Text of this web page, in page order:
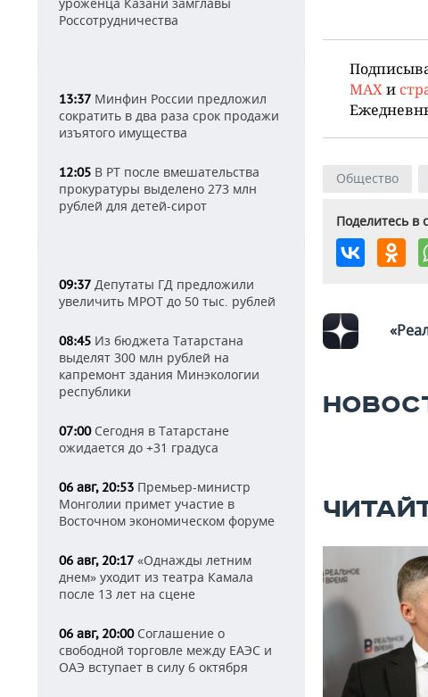
Россотрудничества
13:37 Минфин России предложил
сократить в два раза срок продажи
изъятого имущества
12:05 В РТ после вмешательства
прокуратуры выделено 273 млн
рублей для детей-сирот
09:37 Депутаты ГД предложили
увеличить МРОТ до 50 тыс. рублей
08:45 Из бюджета Татарстана
выделят 300 млн рублей на
капремонт здания Минэкологии
республики
07:00Сегодня в Татарстане
ожидается до +31 градуса
06 авг, 20:53 Премьер-министр
Монголии примет участие в
Восточном экономическом форуме
06 авг, 20:17 «Однажды летним
днем» уходит из театра Камала
после 13 лет на сцене
06 авг, 20:00Соглашение о
свободной торговле между ЕАЭС и
ОАЭ вступает в силу 6 октября
MAXи
Общество
Поделитесь в